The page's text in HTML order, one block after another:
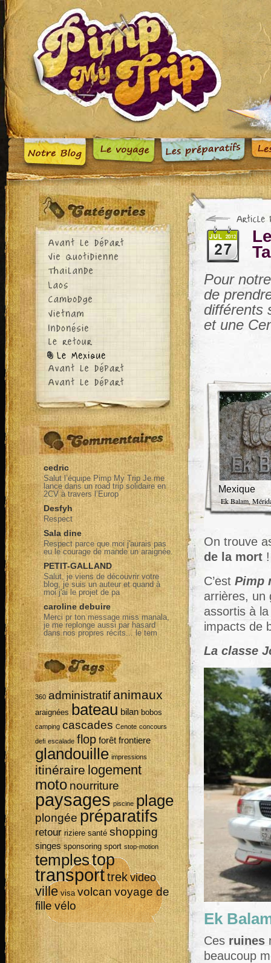
Pour
de
différents
et une
Mexique
Ek Balam,
On trouve
de la mort !
C’est Pimp
arrières, un
assortis à
impacts de
La classe
Ek
Ces ruines
beaucoup
cedric
Salut l’équipe Pimp My Trip Je me
lance dans un road trip solidaire en
2CV à travers l’Europ
Desfyh
Respect
Sala dine
Respect parce que moi j'aurais pas
eu le courage de mande un araignée.
PETIT-GALLAND
Salut, je viens de découvrir votre
blog, je suis un auteur et quand à
moi j'ai le projet de pa
caroline debuire
Merci pr ton message miss manala,
je me replonge aussi par hasard
dans nos propres récits... le tem
360 administratifanimaux
araignées bateau bilan bobos
camping cascades Cenote concours
defi escalade flop forêt frontiere
glandouille impressions
itinéraire logement
moto nourriture
paysages piscine plage
plongée préparatifs
retour riziere santé shopping
singes sponsoring sport stop-motion
templestop
transporttrek video
ville visa volcanvoyage de
fillevélo